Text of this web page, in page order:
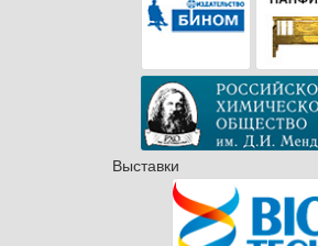
Выставки